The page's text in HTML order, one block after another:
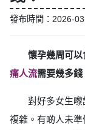
發布時間：2026-
懷孕幾周可以
痛人流需要幾多錢
對好多女生
複雜。有啲人未